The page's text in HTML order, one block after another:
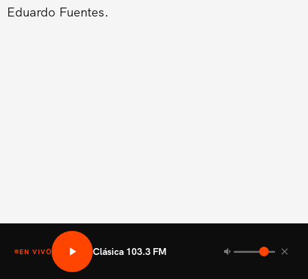
Eduardo Fuentes.
EN VIVO Clásica 103.3 FM